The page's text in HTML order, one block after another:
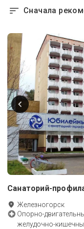
Сначала
Санаторий-
Железногорск
Опорно-
желудочно-